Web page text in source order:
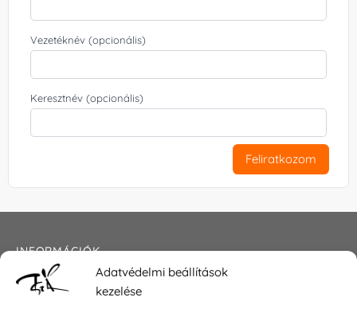
Adatvédelmi beállítások
kezelése
Vezetéknév (opcionális)
Keresztnév (opcionális)
Feliratkozom
INFORMÁCIÓK
Általános szerződési feltételek